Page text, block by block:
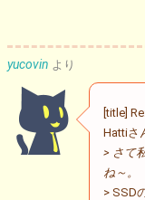
yucovin より
[title]
Hattiさ
> さて
ね～。
> SSD